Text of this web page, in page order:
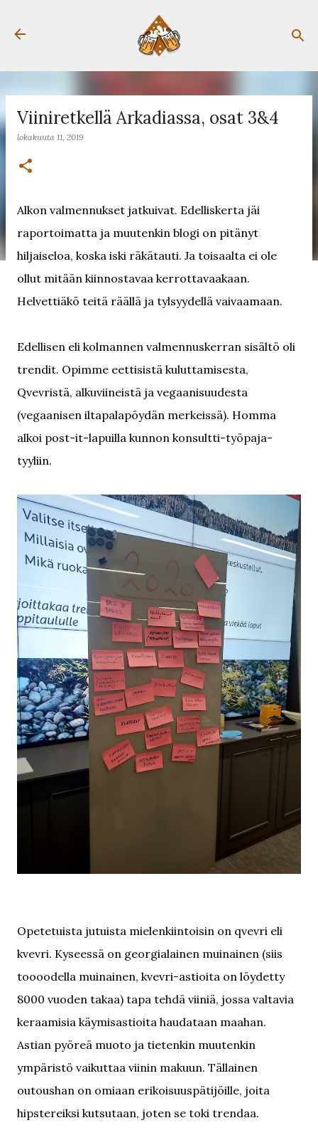
Siirry pääsisältöön
Viiniretkellä Arkadiassa, osat 3&4
lokakuuta 11, 2019
Alkon valmennukset jatkuivat. Edelliskerta jäi
raportoimatta ja muutenkin blogi on pitänyt
hiljaiseloa, koska iski räkätauti. Ja toisaalta ei ole
ollut mitään kiinnostavaa kerrottavaakaan.
Helvettiäkö teitä räällä ja tylsyydellä vaivaamaan.
Edellisen eli kolmannen valmennuskerran sisältö oli
trendit. Opimme eettisistä kuluttamisesta,
Qvevristä, alkuviineistä ja vegaanisuudesta
(vegaanisen iltapalapöydän merkeissä). Homma
alkoi post-it-lapuilla kunnon konsultti-työpaja-
tyyliin.
Opetetuista jutuista mielenkiintoisin on qvevri eli
kvevri. Kyseessä on georgialainen muinainen (siis
toooodella muinainen, kvevri-astioita on löydetty
8000 vuoden takaa) tapa tehdä viiniä, jossa valtavia
keraamisia käymisastioita haudataan maahan.
Astian pyöreä muoto ja tietenkin muutenkin
ympäristö vaikuttaa viinin makuun. Tällainen
outoushan on omiaan erikoisuuspätijöille, joita
hipstereiksi kutsutaan, joten se toki trendaa.